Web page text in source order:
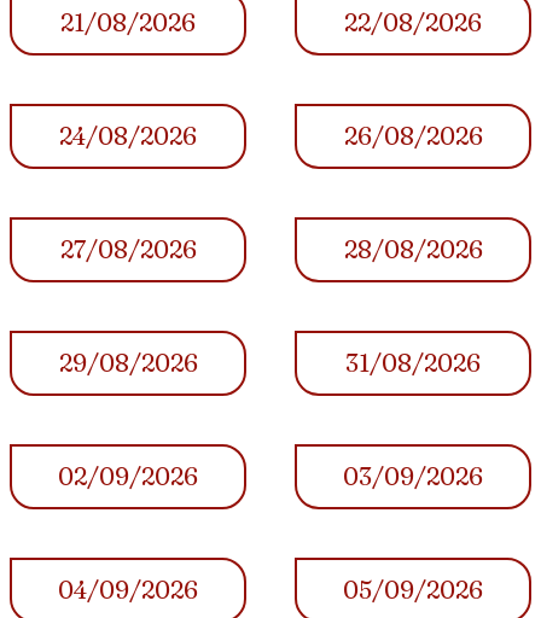
21/08/2026 22/08/2026
24/08/2026 26/08/2026
27/08/2026 28/08/2026
29/08/2026 31/08/2026
02/09/2026 03/09/2026
04/09/2026 05/09/2026